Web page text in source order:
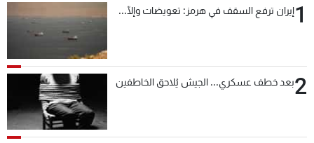
1إيران ترفع السقف في هرمز: تعويضات وإلّا...
2بعد خطف عسكري... الجيش يُلاحق الخاطفين